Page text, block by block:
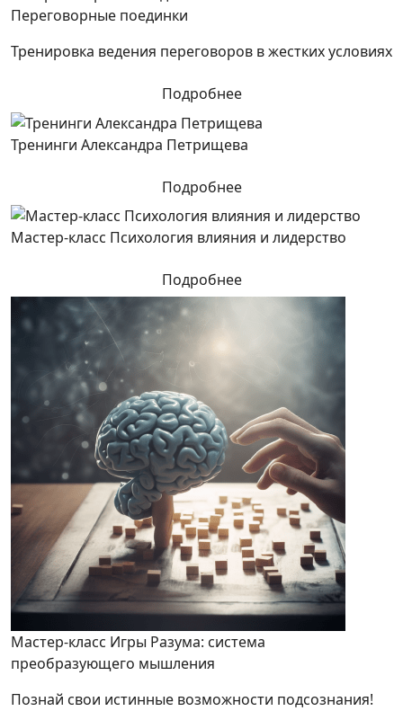
Переговорные поединки
Тренировка ведения переговоров в жестких условиях
Подробнее
Тренинги Александра Петрищева
Подробнее
Мастер-класс Психология влияния и лидерство
Подробнее
Мастер-класс Игры Разума: система
преобразующего мышления
Познай свои истинные возможности подсознания!